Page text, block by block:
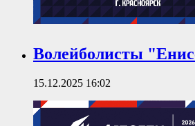
Волейболисты
15.12.2025 16:02